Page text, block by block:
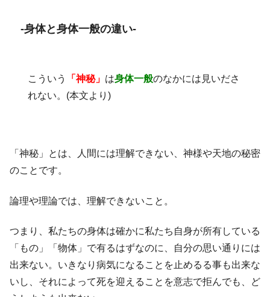
-身体と身体一般の違い-
こういう 「神秘」 は身体一般のなかには見いださ
れない。(本文より)
「神秘」とは、人間には理解できない、神様や天地の秘密
のことです。
論理や理論では、理解できないこと。
つまり、私たちの身体は確かに私たち自身が所有している
「もの」「物体」で有るはずなのに、自分の思い通りには
出来ない。いきなり病気になることを止めるる事も出来な
いし、それによって死を迎えることを意志で拒んでも、ど